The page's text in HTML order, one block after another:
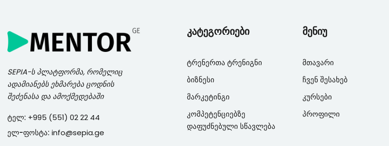
SEPIA-ს პლატფორმა, რომელიც
ადამიანებს ეხმარება ცოდნის
შეძენასა და ამოქმედებაში
ტელ: +995 (551) 02 22 44
ელ-ფოსტა: info@sepia.ge
კატეგორიები
ტრენერთა ტრენიგნი
ბიზნესი
მარკეტინგი
კომპეტენციებზე
დაფუძნებული სწავლება
მენიუ
მთავარი
ჩვენ შესახებ
კურსები
პროფილი